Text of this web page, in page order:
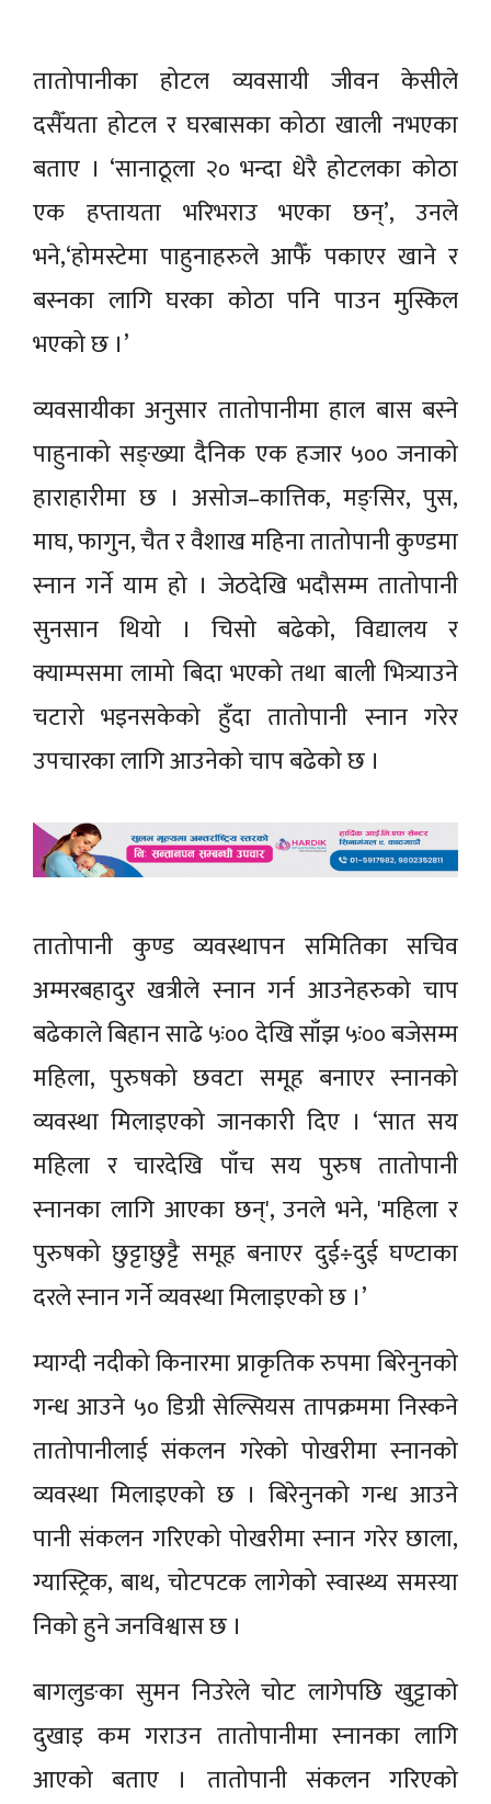
तातोपानीका होटल व्यवसायी जीवन केसीले
दसैँयता होटल र घरबासका कोठा खाली नभएका
बताए । ‘सानाठूला २० भन्दा धेरै होटलका कोठा
एक हप्तायता भरिभराउ भएका छन्’, उनले
भने,‘होमस्टेमा पाहुनाहरुले आफैँ पकाएर खाने र
बस्नका लागि घरका कोठा पनि पाउन मुस्किल
भएको छ ।’
व्यवसायीका अनुसार तातोपानीमा हाल बास बस्ने
पाहुनाको सङ्ख्या दैनिक एक हजार ५०० जनाको
हाराहारीमा छ । असोज–कात्तिक, मङ्सिर, पुस,
माघ, फागुन, चैत र वैशाख महिना तातोपानी कुण्डमा
स्नान गर्ने याम हो । जेठदेखि भदौसम्म तातोपानी
सुनसान थियो । चिसो बढेको, विद्यालय र
क्याम्पसमा लामो बिदा भएको तथा बाली भित्र्याउने
चटारो भइनसकेको हुँदा तातोपानी स्नान गरेर
उपचारका लागि आउनेको चाप बढेको छ ।
तातोपानी कुण्ड व्यवस्थापन समितिका सचिव
अम्मरबहादुर खत्रीले स्नान गर्न आउनेहरुको चाप
बढेकाले बिहान साढे ५ः०० देखि साँझ ५ः०० बजेसम्म
महिला, पुरुषको छवटा समूह बनाएर स्नानको
व्यवस्था मिलाइएको जानकारी दिए । ‘सात सय
महिला र चारदेखि पाँच सय पुरुष तातोपानी
स्नानका लागि आएका छन्', उनले भने, 'महिला र
पुरुषको छुट्टाछुट्टै समूह बनाएर दुई÷दुई घण्टाका
दरले स्नान गर्ने व्यवस्था मिलाइएको छ ।’
म्याग्दी नदीको किनारमा प्राकृतिक रुपमा बिरेनुनको
गन्ध आउने ५० डिग्री सेल्सियस तापक्रममा निस्कने
तातोपानीलाई संकलन गरेको पोखरीमा स्नानको
व्यवस्था मिलाइएको छ । बिरेनुनको गन्ध आउने
पानी संकलन गरिएको पोखरीमा स्नान गरेर छाला,
ग्यास्ट्रिक, बाथ, चोटपटक लागेको स्वास्थ्य समस्या
निको हुने जनविश्वास छ ।
बागलुङका सुमन निउरेले चोट लागेपछि खुट्टाको
दुखाइ कम गराउन तातोपानीमा स्नानका लागि
आएको बताए । तातोपानी संकलन गरिएको